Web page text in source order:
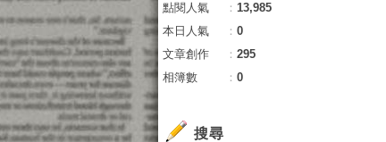
點閱人氣
： 13,985
本日人氣
： 0
文章創作
： 295
相簿數
： 0
搜尋